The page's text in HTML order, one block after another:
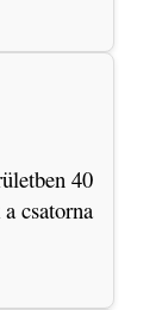
40
csatorna